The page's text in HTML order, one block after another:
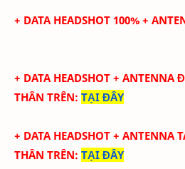
+ DATA HEADSHOT 100% +
+ DATA HEADSHOT + ANTENNA
THÂN TRÊN: TẠI ĐÂY
+ DATA HEADSHOT + ANTENNA
THÂN TRÊN: TẠI ĐÂY